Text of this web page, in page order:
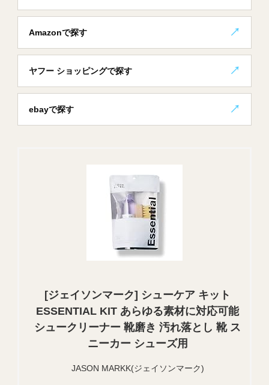
Amazonで探す
ヤフー ショッピングで探す
ebayで探す
[ジェイソンマーク] シューケア キット
ESSENTIAL KIT あらゆる素材に対応可能
シュークリーナー 靴磨き 汚れ落とし 靴 ス
ニーカー シューズ用
JASON MARKK(ジェイソンマーク)